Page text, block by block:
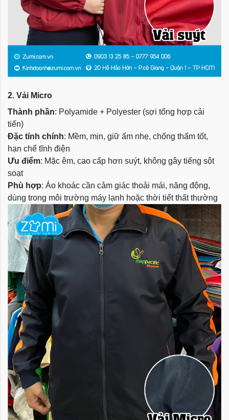
2. Vải Micro
Thành phần: Polyamide + Polyester (sợi tổng hợp cải
tiến)
Đặc tính chính: Mềm, mịn, giữ ấm nhẹ, chống thấm tốt,
hạn chế tĩnh điện
Ưu điểm: Mặc êm, cao cấp hơn suýt, không gây tiếng sột
soạt
Phù hợp: Áo khoác cần cảm giác thoải mái, năng động,
dùng trong môi trường máy lạnh hoặc thời tiết thất thường